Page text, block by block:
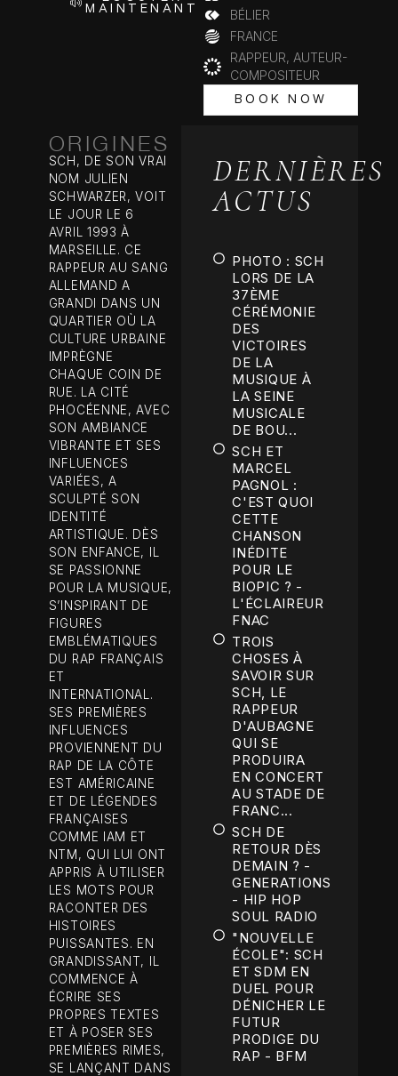
MAINTENANT
BÉLIER
FRANCE
RAPPEUR, AUTEUR-
COMPOSITEUR
BOOK NOW
ORIGINES
SCH, DE SON VRAI
NOM JULIEN
SCHWARZER, VOIT
LE JOUR LE 6
AVRIL 1993 À
MARSEILLE. CE
RAPPEUR AU SANG
ALLEMAND A
GRANDI DANS UN
QUARTIER OÙ LA
CULTURE URBAINE
IMPRÈGNE
CHAQUE COIN DE
RUE. LA CITÉ
PHOCÉENNE, AVEC
SON AMBIANCE
VIBRANTE ET SES
INFLUENCES
VARIÉES, A
SCULPTÉ SON
IDENTITÉ
ARTISTIQUE. DÈS
SON ENFANCE, IL
SE PASSIONNE
POUR LA MUSIQUE,
S’INSPIRANT DE
FIGURES
EMBLÉMATIQUES
DU RAP FRANÇAIS
ET
INTERNATIONAL.
SES PREMIÈRES
INFLUENCES
PROVIENNENT DU
RAP DE LA CÔTE
EST AMÉRICAINE
ET DE LÉGENDES
FRANÇAISES
COMME IAM ET
NTM, QUI LUI ONT
APPRIS À UTILISER
LES MOTS POUR
RACONTER DES
HISTOIRES
PUISSANTES. EN
GRANDISSANT, IL
COMMENCE À
ÉCRIRE SES
PROPRES TEXTES
ET À POSER SES
PREMIÈRES RIMES,
SE LANÇANT DANS
DERNIÈRES
ACTUS
PHOTO : SCH
LORS DE LA
37ÈME
CÉRÉMONIE
DES
VICTOIRES
DE LA
MUSIQUE À
LA SEINE
MUSICALE
DE BOU...
SCH ET
MARCEL
PAGNOL :
C'EST QUOI
CETTE
CHANSON
INÉDITE
POUR LE
BIOPIC ? -
L'ÉCLAIREUR
FNAC
TROIS
CHOSES À
SAVOIR SUR
SCH, LE
RAPPEUR
D'AUBAGNE
QUI SE
PRODUIRA
EN CONCERT
AU STADE DE
FRANC...
SCH DE
RETOUR DÈS
DEMAIN ? -
GENERATIONS
- HIP HOP
SOUL RADIO
"NOUVELLE
ÉCOLE": SCH
ET SDM EN
DUEL POUR
DÉNICHER LE
FUTUR
PRODIGE DU
RAP - BFM